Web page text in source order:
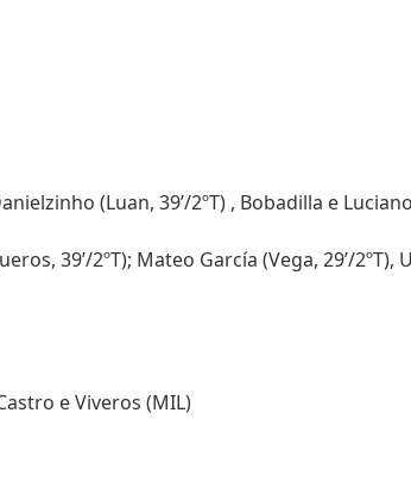
(Luan, 39’/2ºT) , Bobadilla e
39’/2ºT); Mateo García (Vega, 29’/2ºT),
e Viveros (MIL)